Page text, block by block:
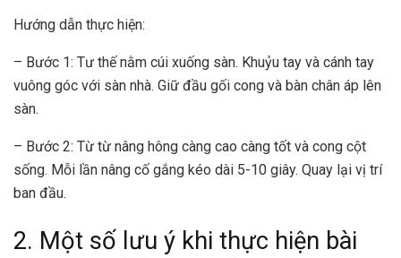
Hướng dẫn thực hiện:
– Bước 1: Tư thế nằm cúi xuống sàn. Khuỷu tay và cánh tay
vuông góc với sàn nhà. Giữ đầu gối cong và bàn chân áp lên
sàn.
– Bước 2: Từ từ nâng hông càng cao càng tốt và cong cột
sống. Mỗi lần nâng cố gắng kéo dài 5-10 giây. Quay lại vị trí
ban đầu.
2. Một số lưu ý khi thực hiện bài